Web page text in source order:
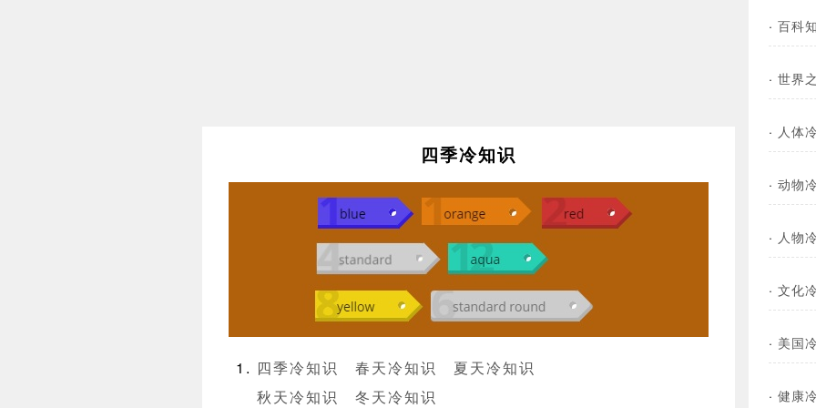
四季冷知识
四季冷知识 春天冷知识
夏天冷知识
秋天冷知识
冬天冷知识
· 百科
· 世界
· 人体
· 动物
· 人物
· 文化
· 美国
· 健康